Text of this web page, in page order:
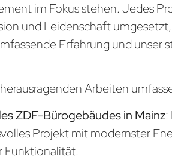
im Fokus stehen. Jedes
und Leidenschaft
Erfahrung und unser
Arbeiten
ZDF-Bürogebäudes in Mainz:
Projekt mit modernster
Funktionalität.